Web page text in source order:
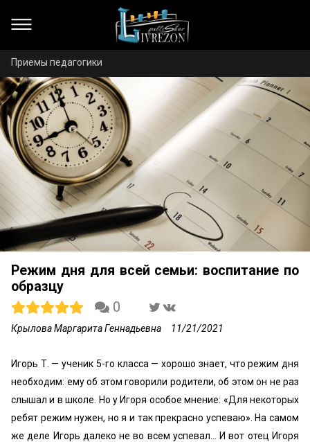
Приемы педагогики
Режим дня для всей семьи: воспитание по
образцу
0
Крылова Маргарита Геннадьевна 11/21/2021
Игорь Т. — ученик 5-го класса — хорошо знает, что режим дня
необходим: ему об этом говорили родители, об этом он не раз
слышал и в школе. Но у Игоря особое мнение: «Для некоторых
ребят режим нужен, но я и так прекрасно успеваю». На самом
же деле Игорь далеко не во всем успевал... И вот отец Игоря